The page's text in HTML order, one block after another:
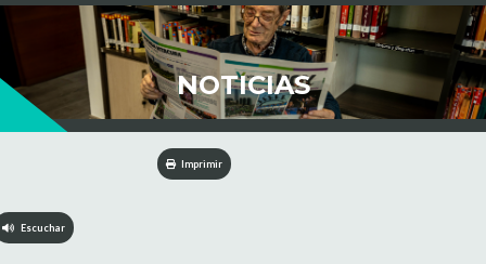
NOTICIAS
Imprimir
Escuchar